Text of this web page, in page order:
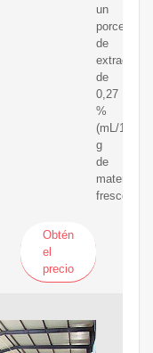
un
porcentaje
de
extracción
de
0,27
%
(mL/100
g
de
material
fresco).
Obtén
el
precio